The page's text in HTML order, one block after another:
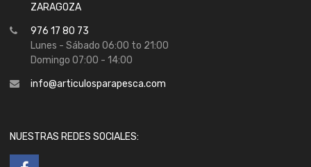
ZARAGOZA
976 17 80 73
Lunes - Sábado 06:00 to 21:00
Domingo 07:00 - 14:00
info@articulosparapesca.com
NUESTRAS REDES SOCIALES: